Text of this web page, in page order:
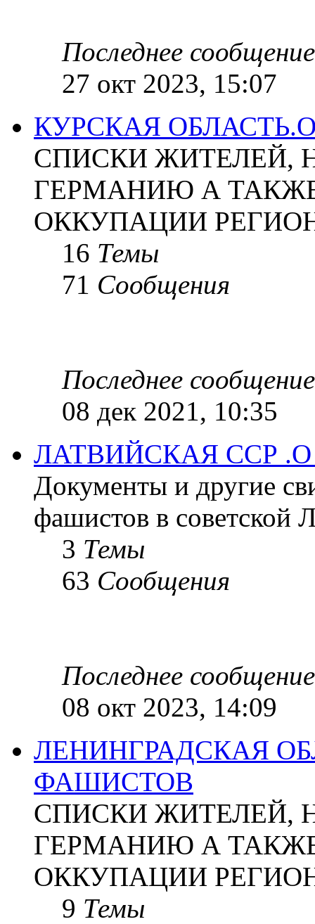
Последнее сообщение
27 окт 2023, 15:07
КУРСКАЯ
СПИСКИ ЖИТЕЛЕЙ,
ГЕРМАНИЮ А
ОККУПАЦИИ
16 Темы
71 Сообщения
Последнее сообщение
08 дек 2021, 10:35
ЛАТВИЙСКАЯ ССР
Документы и другие
фашистов в советской
3 Темы
63 Сообщения
Последнее сообщение
08 окт 2023, 14:09
ЛЕНИНГРАДСКАЯ
ФАШИСТОВ
СПИСКИ ЖИТЕЛЕЙ,
ГЕРМАНИЮ А
ОККУПАЦИИ
9 Темы